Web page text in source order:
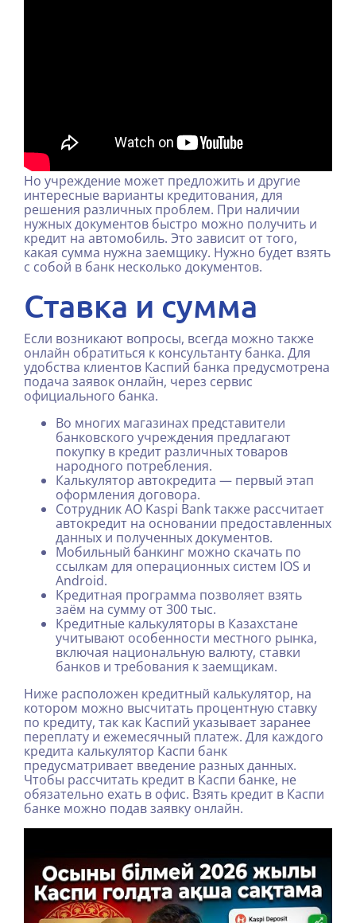
Но учреждение может предложить и другие
интересные варианты кредитования, для
решения различных проблем. При наличии
нужных документов быстро можно получить и
кредит на автомобиль. Это зависит от того,
какая сумма нужна заемщику. Нужно будет взять
с собой в банк несколько документов.
Ставка и сумма
Если возникают вопросы, всегда можно также
онлайн обратиться к консультанту банка. Для
удобства клиентов Каспий банка предусмотрена
подача заявок онлайн, через сервис
официального банка.
Во многих магазинах представители
банковского учреждения предлагают
покупку в кредит различных товаров
народного потребления.
Калькулятор автокредита — первый этап
оформления договора.
Сотрудник АО Kaspi Bank также рассчитает
автокредит на основании предоставленных
данных и полученных документов.
Мобильный банкинг можно скачать по
ссылкам для операционных систем IOS и
Android.
Кредитная программа позволяет взять
заём на сумму от 300 тыс.
Кредитные калькуляторы в Казахстане
учитывают особенности местного рынка,
включая национальную валюту, ставки
банков и требования к заемщикам.
Ниже расположен кредитный калькулятор, на
котором можно высчитать процентную ставку
по кредиту, так как Каспий указывает заранее
переплату и ежемесячный платеж. Для каждого
кредита калькулятор Каспи банк
предусматривает введение разных данных.
Чтобы рассчитать кредит в Каспи банке, не
обязательно ехать в офис. Взять кредит в Каспи
банке можно подав заявку онлайн.